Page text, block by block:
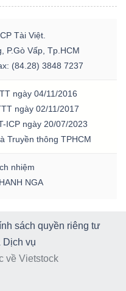
Tài Việt.
P.Gò Vấp, Tp.HCM
(84.28) 3848 7237
ngày 04/11/2016
ngày 02/11/2017
ICP ngày 20/07/2023
Truyền thông TPHCM
nhiệm
NGA
sách quyền riêng tư
Dịch vụ
về Vietstock